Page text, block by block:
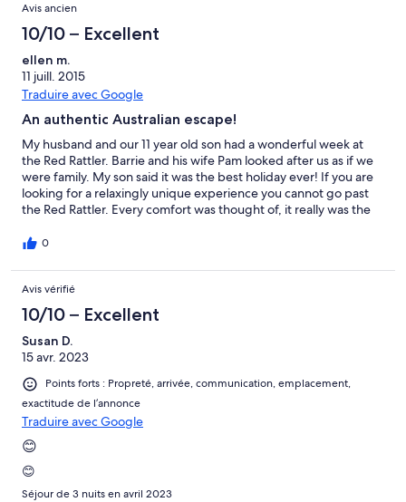
some time away, and perfect for two couples with the extra
room that has its own private access (additional cost involved,
but great for what you get). A unique experience. Thank you!
Avis ancien
10/10 – Excellent
ellen m.
11 juill. 2015
Traduire avec Google
An authentic Australian escape!
My husband and our 11 year old son had a wonderful week at
the Red Rattler. Barrie and his wife Pam looked after us as if we
were family. My son said it was the best holiday ever! If you are
looking for a relaxingly unique experience you cannot go past
the Red Rattler. Every comfort was thought of, it really was the
camp kitchen was well equipped and the fire lit by Barrie every
charming and friendly and the scenery breathtaking. We will be
back and will recommend the Red Rattler to everyone. Thank
you Pam and Barrie. Please give Maggie a pat from us! Ellen,
Simon and Benson
0
Avis vérifié
10/10 – Excellent
Susan D.
15 avr. 2023
Points forts : Propreté, arrivée, communication, emplacement,
exactitude de l’annonce
Traduire avec Google
😊
😊
Séjour de 3 nuits en avril 2023